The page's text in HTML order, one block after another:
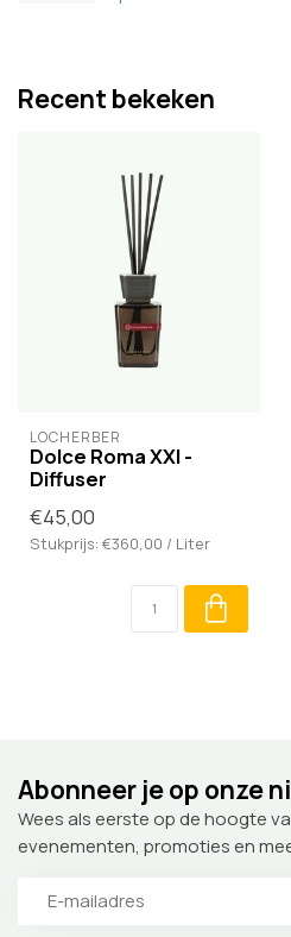
Recent bekeken
LOCHERBER
Dolce Roma XXI -
Diffuser
€45,00
Stukprijs: €360,00 / Liter
Abonneer je op onze
Wees als eerste op de hoogte
evenementen, promoties en